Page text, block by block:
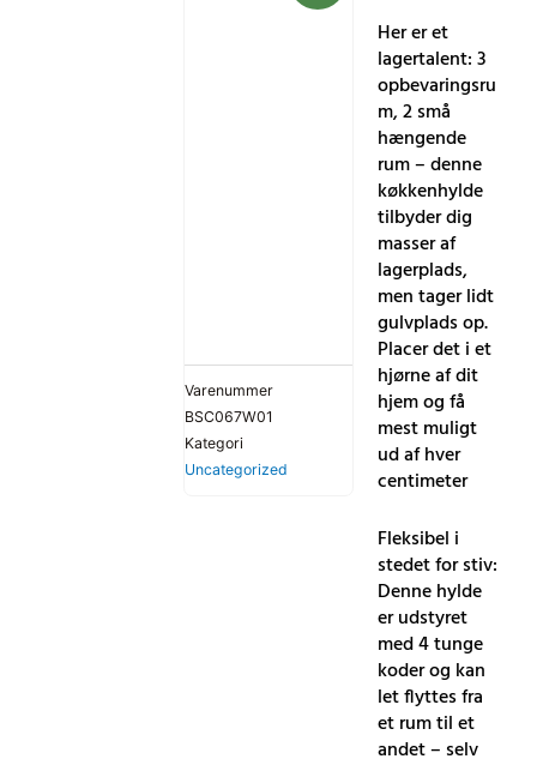
plastopbevaringsrum,
let
samling,
soveværelse,
vaskerum,
Varenummer
BSC067W01
Kategori
Uncategorized
Her er et
lagertalent: 3
opbevaringsru
m, 2 små
hængende
rum – denne
køkkenhylde
tilbyder dig
masser af
lagerplads,
men tager lidt
gulvplads op.
Placer det i et
hjørne af dit
hjem og få
mest muligt
ud af hver
centimeter
Fleksibel i
stedet for stiv:
Denne hylde
er udstyret
med 4 tunge
koder og kan
let flyttes fra
et rum til et
andet – selv